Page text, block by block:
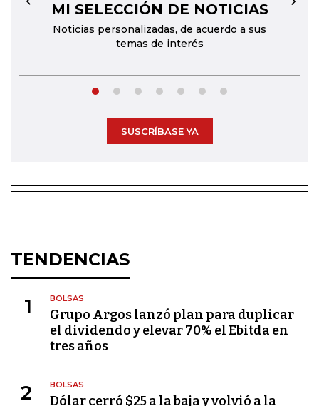
MI SELECCIÓN DE NOTICIAS
Noticias personalizadas, de acuerdo a sus
temas de interés
← →
SUSCRÍBASE YA
TENDENCIAS
1 BOLSAS
Grupo Argos lanzó plan para duplicar
el dividendo y elevar 70% el Ebitda en
tres años
2 BOLSAS
Dólar cerró $25 a la baja y volvió a la